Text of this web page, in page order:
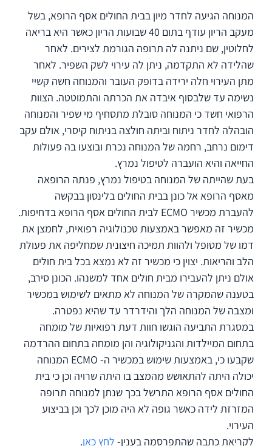
המנוחה הגיעה לחדר מיון בבית החולים אסף הרופא, בשל
מעקב הריון עודף בתום 40 שבועות הריון כאשר היא בריאה
לחלוטין, שם ניתנה לה תרופה הגורמת לצירים. לאחר
שהלידה לא התקדמה, ניתן לה עירוי לשק השפיר. לאחר
מתן העירוי חלה ירידה בדופק העובר והמנוחה חשה קשיי
נשימה עד שלבסוף איבדה את הכרתה והתמוטטה. הצוות
הרפואי חשד כי המנוחה סובלת מתסחיף מי שפיר והמנוחה
הובהלה לחדר ניתוח וביתה חולצה בניתוח קיסרי, אולם עקב
דימום נרחב, רחמה של המנוחה נכרת ובוצעו בה פעולות
החייאה והיא הועברה לטיפול נמרץ.
בעת שהייתה של המנוחה בטיפול נמרץ, פנתה הרופאה
מאסף הרופא אל כונן בבית החולים בלינסון בבקשה
להעברת מכשיר ECMO לבית החולים אסף הרופא בדחיפות.
מכשיר זה מאפשר באמצעות טכנולוגיה רפואית, לחמצן את
דמו של מטופל ולהוות תמיכה חיצונית שמחליפה את פעולת
הלב והריאות. יצוין כי מכשיר זה לא נמצא בכל בית חולים
אולם ניתן להעבירו מבית חולים אחד למשנהו. הכונן סירב,
בטענה שהמקרה של המנוחה לא מתאים לשימוש במכשיר
ומצבה של המנוחה הלך והידרדר עד שהיא נפטרה.
במסגרת התביעה הוגשו חוות דעת רפואיות של מומחה
בתחום המיילדות והגניקולוגיה והן מומחה בתחום ההרדמה
שקבעו כי, באמצעות שימוש במכשיר ה- ECMO המנוחה
יכולה היתה להתאושש מהמצב בו היתה שרויה וכן כי בית
החולים אסף הרופא התרשל בכך שנתן למנוחה תרופה
המזרזת לידה כאשר גופה לא היה מוכן לכך וכן בביצוע
העירוי.
לקריאת כתבה שהתפרסמה בענין- לחץ כאן.